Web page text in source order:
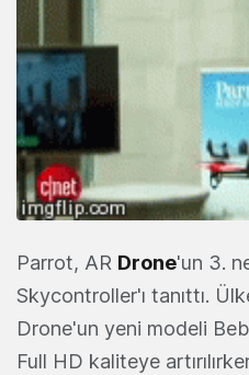
Parrot, AR Drone'un 3.
Skycontroller'ı tanıttı.
Drone'un yeni modeli
Full HD kaliteye